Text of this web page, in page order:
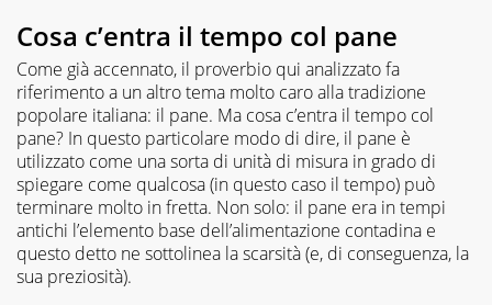
Cosa c’entra il tempo col pane
Come già accennato, il proverbio qui analizzato fa
riferimento a un altro tema molto caro alla tradizione
popolare italiana: il pane. Ma cosa c’entra il tempo col
pane? In questo particolare modo di dire, il pane è
utilizzato come una sorta di unità di misura in grado di
spiegare come qualcosa (in questo caso il tempo) può
terminare molto in fretta. Non solo: il pane era in tempi
antichi l’elemento base dell’alimentazione contadina e
questo detto ne sottolinea la scarsità (e, di conseguenza, la
sua preziosità).